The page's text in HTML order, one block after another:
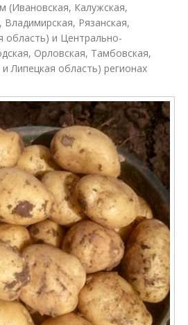
(Ивановская, Калужская,
Рязанская,
область) и Центрально-
Орловская, Тамбовская,
Липецкая область) регионах